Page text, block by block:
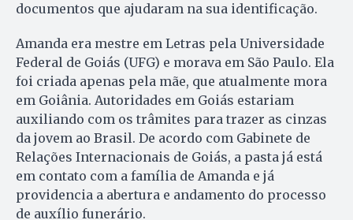
documentos que ajudaram na sua identificação.
Amanda era mestre em Letras pela Universidade
Federal de Goiás (UFG) e morava em São Paulo. Ela
foi criada apenas pela mãe, que atualmente mora
em Goiânia. Autoridades em Goiás estariam
auxiliando com os trâmites para trazer as cinzas
da jovem ao Brasil. De acordo com Gabinete de
Relações Internacionais de Goiás, a pasta já está
em contato com a família de Amanda e já
providencia a abertura e andamento do processo
de auxílio funerário.